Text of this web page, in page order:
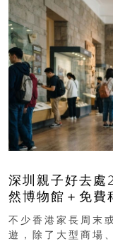
深圳親子好去
然博物館＋免費
齡、交通、門票
不少香港家長周末
遊，除了大型商場